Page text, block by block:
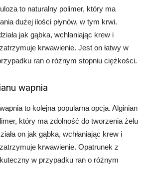
to naturalny polimer, który ma
dużej ilości płynów, w tym krwi.
jak gąbka, wchłaniając krew i
krwawienie. Jest on łatwy w
ran o różnym stopniu ciężkości.
wapnia
to kolejna popularna opcja. Alginian
który ma zdolność do tworzenia żelu
on jak gąbka, wchłaniając krew i
krwawienie. Opatrunek z
w przypadku ran o różnym